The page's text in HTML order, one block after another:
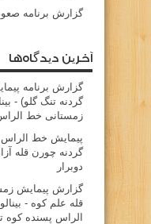
گزارش برنامه
آخرین دیدگاه‌ها
گزارش برنامه
گردنه تنگ گلو) -
زمستانی خط
پيمايش خط الراس
گردنه چورن قله
دوبرار
گزارش پیمایش
قله علم کوه -
الراس پسنده